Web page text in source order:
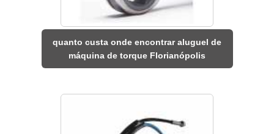
quanto custa onde encontrar aluguel de
máquina de torque Florianópolis